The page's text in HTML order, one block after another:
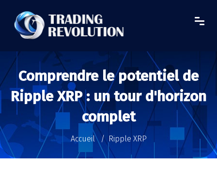
Comprendre le potentiel de
Ripple XRP : un tour d'horizon
complet
Accueil Ripple XRP